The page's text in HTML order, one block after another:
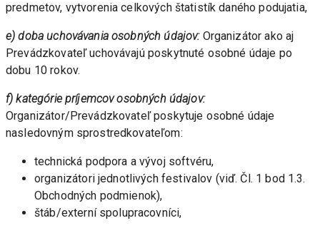
predmetov, vytvorenia celkových štatistík daného podujatia,
e) doba uchovávania osobných údajov: Organizátor ako aj
Prevádzkovateľ uchovávajú poskytnuté osobné údaje po
dobu 10 rokov.
f) kategórie príjemcov osobných údajov:
Organizátor/Prevádzkovateľ poskytuje osobné údaje
nasledovným sprostredkovateľom:
technická podpora a vývoj softvéru,
organizátori jednotlivých festivalov (viď. Čl. 1 bod 1.3.
Obchodných podmienok),
štáb/externí spolupracovníci,